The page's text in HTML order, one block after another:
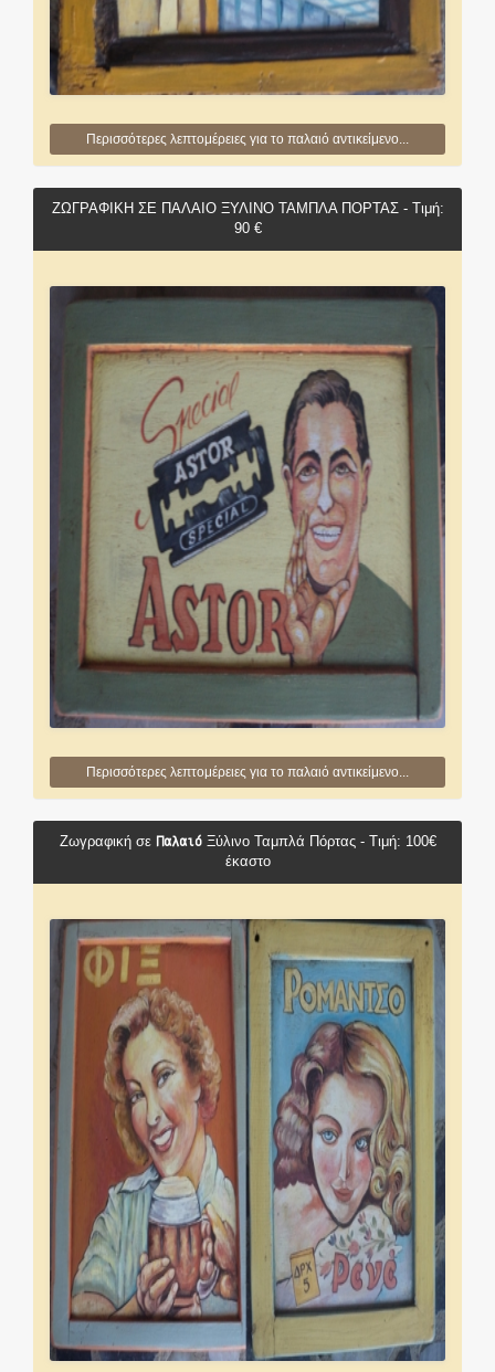
Περισσότερες λεπτομέρειες για το παλαιό αντικείμενο...
ΖΩΓΡΑΦΙΚΗ ΣΕ ΠΑΛΑΙΟ ΞΥΛΙΝΟ ΤΑΜΠΛΑ ΠΟΡΤΑΣ - Τιμή:
90 €
Περισσότερες λεπτομέρειες για το παλαιό αντικείμενο...
Ζωγραφική σε ΠαλαιόΞύλινο Ταμπλά Πόρτας - Τιμή: 100€
έκαστο